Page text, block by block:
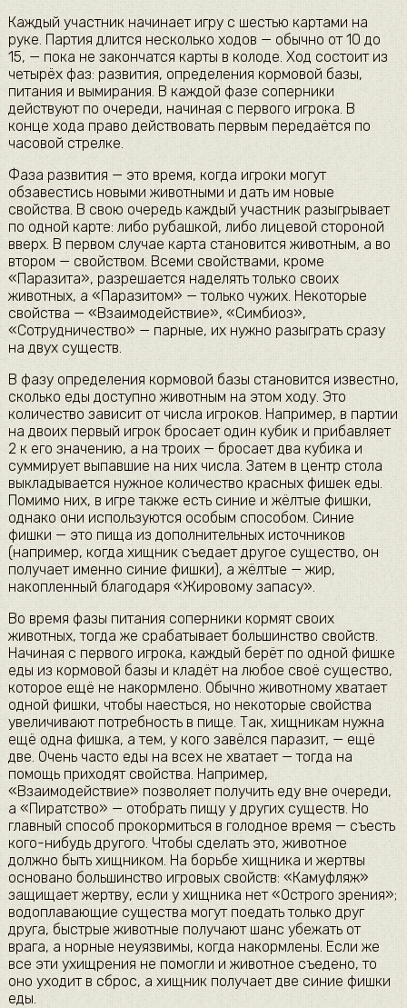
Каждый участник начинает игру с шестью картами на
руке. Партия длится несколько ходов — обычно от 10 до
15, — пока не закончатся карты в колоде. Ход состоит из
четырёх фаз: развития, определения кормовой базы,
питания и вымирания. В каждой фазе соперники
действуют по очереди, начиная с первого игрока. В
конце хода право действовать первым передаётся по
часовой стрелке.
Фаза развития — это время, когда игроки могут
обзавестись новыми животными и дать им новые
свойства. В свою очередь каждый участник разыгрывает
по одной карте: либо рубашкой, либо лицевой стороной
вверх. В первом случае карта становится животным, а во
втором — свойством. Всеми свойствами, кроме
«Паразита», разрешается наделять только своих
животных, а «Паразитом» — только чужих. Некоторые
свойства — «Взаимодействие», «Симбиоз»,
«Сотрудничество» — парные, их нужно разыграть сразу
на двух существ.
В фазу определения кормовой базы становится известно,
сколько еды доступно животным на этом ходу. Это
количество зависит от числа игроков. Например, в партии
на двоих первый игрок бросает один кубик и прибавляет
2 к его значению, а на троих — бросает два кубика и
суммирует выпавшие на них числа. Затем в центр стола
выкладывается нужное количество красных фишек еды.
Помимо них, в игре также есть синие и жёлтые фишки,
однако они используются особым способом. Синие
фишки — это пища из дополнительных источников
(например, когда хищник съедает другое существо, он
получает именно синие фишки), а жёлтые — жир,
накопленный благодаря «Жировому запасу».
Во время фазы питания соперники кормят своих
животных, тогда же срабатывает большинство свойств.
Начиная с первого игрока, каждый берёт по одной фишке
еды из кормовой базы и кладёт на любое своё существо,
которое ещё не накормлено. Обычно животному хватает
одной фишки, чтобы наесться, но некоторые свойства
увеличивают потребность в пище. Так, хищникам нужна
ещё одна фишка, а тем, у кого завёлся паразит, — ещё
две. Очень часто еды на всех не хватает — тогда на
помощь приходят свойства. Например,
«Взаимодействие» позволяет получить еду вне очереди,
а «Пиратство» — отобрать пищу у других существ. Но
главный способ прокормиться в голодное время — съесть
кого-нибудь другого. Чтобы сделать это, животное
должно быть хищником. На борьбе хищника и жертвы
основано большинство игровых свойств: «Камуфляж»
защищает жертву, если у хищника нет «Острого зрения»;
водоплавающие существа могут поедать только друг
друга, быстрые животные получают шанс убежать от
врага, а норные неуязвимы, когда накормлены. Если же
все эти ухищрения не помогли и животное съедено, то
оно уходит в сброс, а хищник получает две синие фишки
еды.